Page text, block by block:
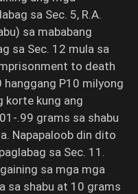
sa Sec. 5, R.A.
sa mababang
sa Sec. 12 mula sa
to death
P10 milyong
korte kung ang
.99 grams sa shabu
Napapaloob din dito
sa Sec. 11.
sa mga mga
sa shabu at 10 grams